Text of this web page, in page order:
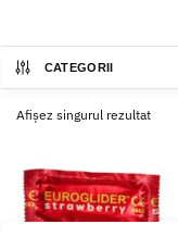
CATEGORII
Afișez singurul rezultat